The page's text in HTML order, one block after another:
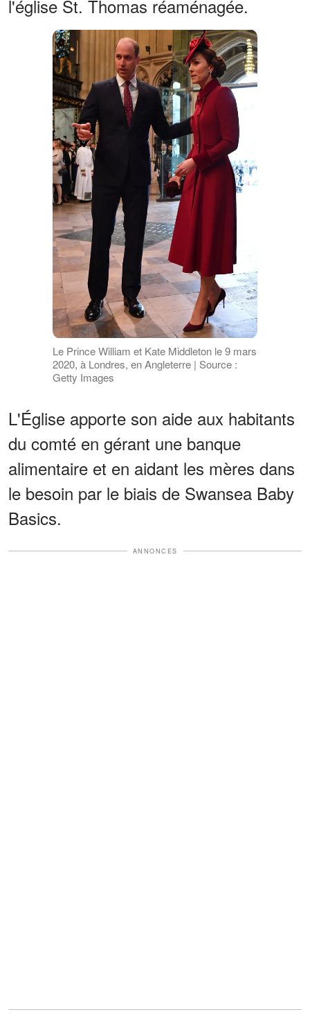
l'église St. Thomas réaménagée.
Le Prince William et Kate Middleton le 9 mars
2020, à Londres, en Angleterre | Source :
Getty Images
L'Église apporte son aide aux habitants
du comté en gérant une banque
alimentaire et en aidant les mères dans
le besoin par le biais de Swansea Baby
Basics.
ANNONCES